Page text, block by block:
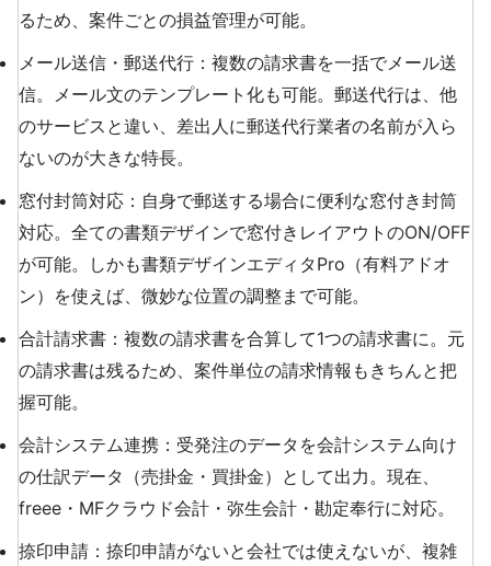
るため、案件ごとの損益管理が可能。
メール送信・郵送代行：複数の請求書を一括でメール送
信。メール文のテンプレート化も可能。郵送代行は、他
のサービスと違い、差出人に郵送代行業者の名前が入ら
ないのが大きな特長。
窓付封筒対応：自身で郵送する場合に便利な窓付き封筒
対応。全ての書類デザインで窓付きレイアウトのON/OFF
が可能。しかも書類デザインエディタPro（有料アドオ
ン）を使えば、微妙な位置の調整まで可能。
合計請求書：複数の請求書を合算して1つの請求書に。元
の請求書は残るため、案件単位の請求情報もきちんと把
握可能。
会計システム連携：受発注のデータを会計システム向け
の仕訳データ（売掛金・買掛金）として出力。現在、
freee・MFクラウド会計・弥生会計・勘定奉行に対応。
捺印申請：捺印申請がないと会社では使えないが、複雑